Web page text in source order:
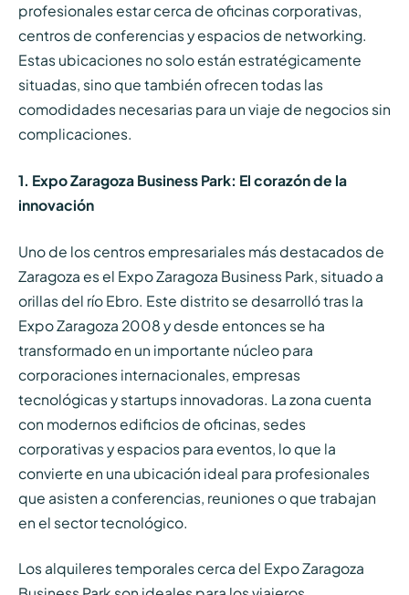
profesionales estar cerca de oficinas corporativas,
centros de conferencias y espacios de networking.
Estas ubicaciones no solo están estratégicamente
situadas, sino que también ofrecen todas las
comodidades necesarias para un viaje de negocios sin
complicaciones.
1. Expo Zaragoza Business Park: El corazón de la
innovación
Uno de los centros empresariales más destacados de
Zaragoza es el Expo Zaragoza Business Park, situado a
orillas del río Ebro. Este distrito se desarrolló tras la
Expo Zaragoza 2008 y desde entonces se ha
transformado en un importante núcleo para
corporaciones internacionales, empresas
tecnológicas y startups innovadoras. La zona cuenta
con modernos edificios de oficinas, sedes
corporativas y espacios para eventos, lo que la
convierte en una ubicación ideal para profesionales
que asisten a conferencias, reuniones o que trabajan
en el sector tecnológico.
Los alquileres temporales cerca del Expo Zaragoza